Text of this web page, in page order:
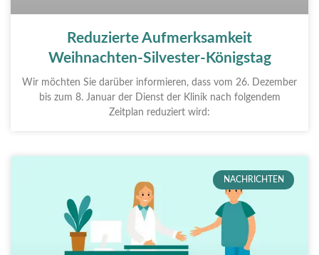
Reduzierte Aufmerksamkeit
Weihnachten-Silvester-Königstag
Wir möchten Sie darüber informieren, dass vom 26. Dezember
bis zum 8. Januar der Dienst der Klinik nach folgendem
Zeitplan reduziert wird:
NACHRICHTEN